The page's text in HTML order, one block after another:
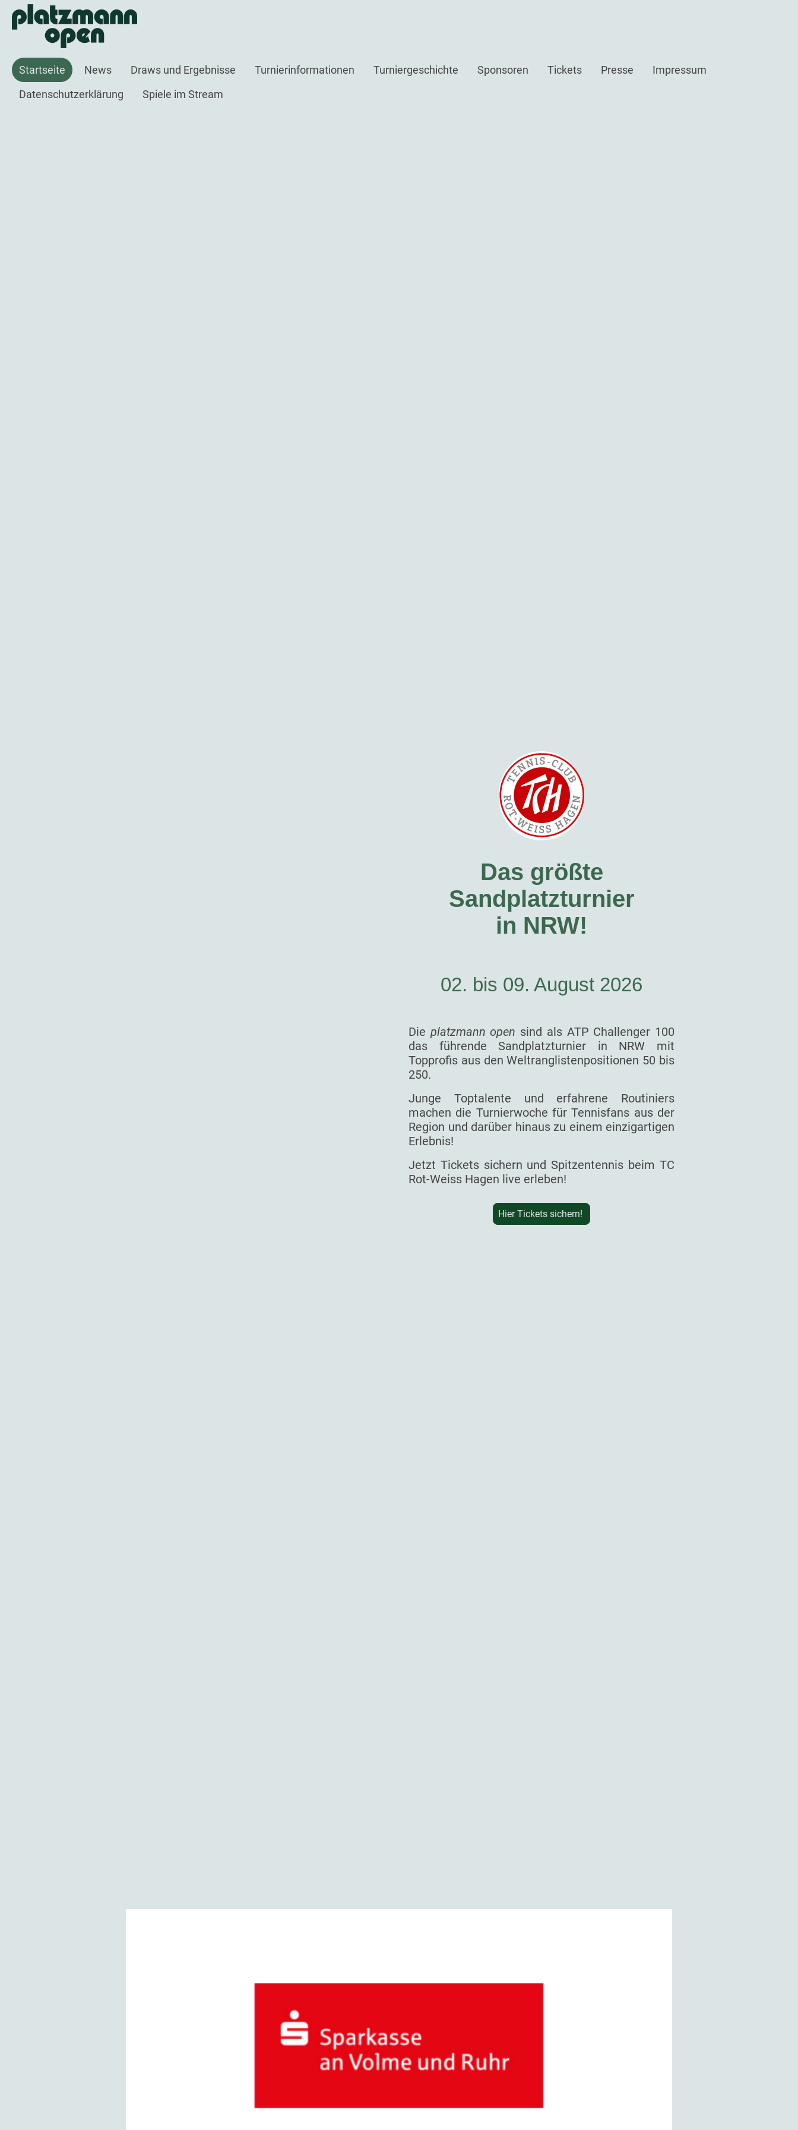
Startseite News Draws und Ergebnisse Turnierinformationen Turniergeschichte Sponsoren Tickets Presse
Impressum
Datenschutzerklärung
Spiele im Stream
Das größte
Sandplatzturnier
in NRW!
02. bis 09. August 2026
Die platzmann open sind als ATP Challenger 100
das führende Sandplatzturnier in NRW mit
Topprofis aus den Weltranglistenpositionen 50 bis
250.
Junge Toptalente und erfahrene Routiniers
machen die Turnierwoche für Tennisfans aus der
Region und darüber hinaus zu einem einzigartigen
Erlebnis!
Jetzt Tickets sichern und Spitzentennis beim TC
Rot-Weiss Hagen live erleben!
Hier Tickets sichern!